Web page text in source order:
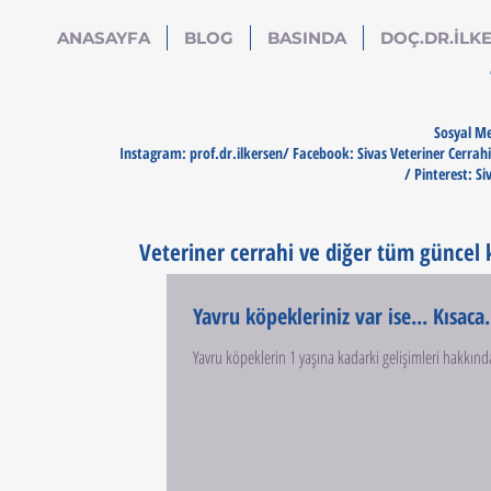
ANASAYFA BLOG BASINDA
Sosyal
Instagram: prof.dr.ilkersen/ Facebook: Sivas Veteriner
/ Pinterest:
Veteriner cerrahi ve diğer tüm güncel
Yavru köpekleriniz var ise...
Yavru köpeklerin 1 yaşına kadarki gelişimleri